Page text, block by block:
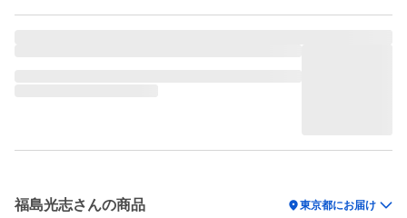
福島光志さんの商品 location_on東京都にお届け